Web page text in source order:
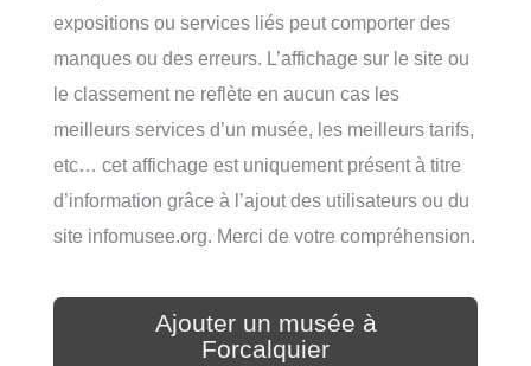
expositions ou services liés peut comporter des
manques ou des erreurs. L’affichage sur le site ou
le classement ne reflète en aucun cas les
meilleurs services d’un musée, les meilleurs tarifs,
etc… cet affichage est uniquement présent à titre
d’information grâce à l’ajout des utilisateurs ou du
site infomusee.org. Merci de votre compréhension.
Ajouter un musée à
Forcalquier